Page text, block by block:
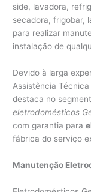
side, lavadora,
secadora, frigobar,
para realizar
instalação de
Devido à larga
Assistência
destaca no
eletrodomésticos
com garantia para
fábrica do serviço
Manutenção